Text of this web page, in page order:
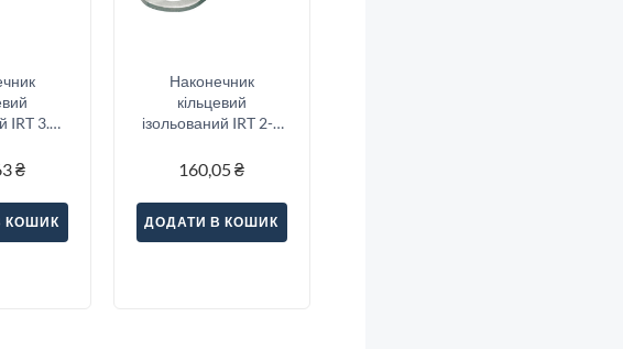
IRT 3.5-
₴
КОШИК
Наконечник
кільцевий
ізольований IRT 2-8
160,05₴
ДОДАТИ В КОШИК